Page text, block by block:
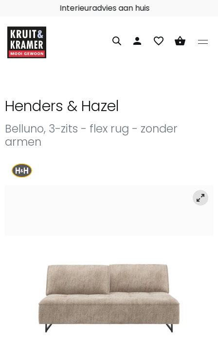
Interieuradvies aan huis
person favorite_border shopping_basket
Henders & Hazel
Belluno, 3-zits - flex rug - zonder
armen